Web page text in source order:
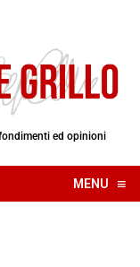
ed opinioni
MENU ≡
☰